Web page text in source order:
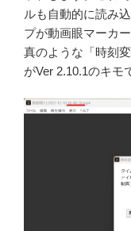
ルも自動的に読み
プが動画眼マーカ
真のような「時刻
がVer 2.10.1のキモ